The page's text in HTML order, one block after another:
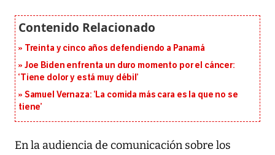
Treinta y cinco años defendiendo a Panamá
Joe Biden enfrenta un duro momento por el cáncer:
‘Tiene dolor y está muy débil’
Samuel Vernaza: ‘La comida más cara es la que no se
tiene’
En la audiencia de comunicación sobre los